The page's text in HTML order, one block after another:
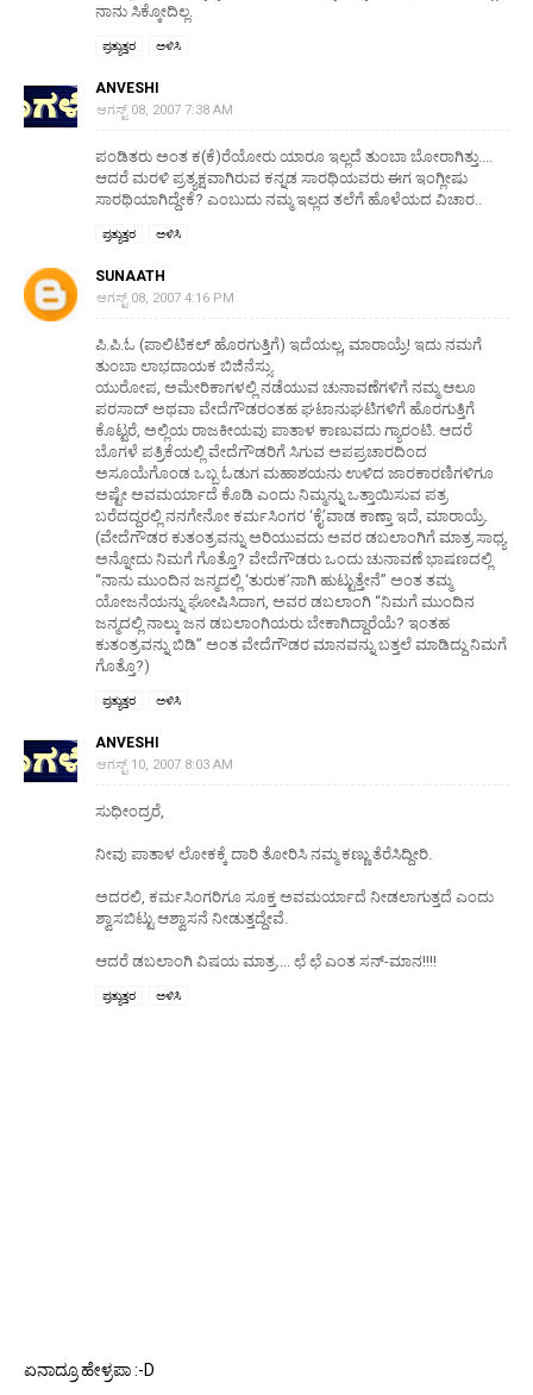
ನಾನು ಸಿಕ್ಕೋದಿಲ್ಲ.
ಪ್ರತ್ಯುತ್ತರ ಅಳಿಸಿ
ANVESHI
ಆಗಸ್ಟ್ 08, 2007 7:38 AM
ಪಂಡಿತರು ಅಂತ ಕ(ಕೆ)ರೆಯೋರು ಯಾರೂ ಇಲ್ಲದೆ ತುಂಬಾ ಬೋರಾಗಿತ್ತು....
ಆದರೆ ಮರಳಿ ಪ್ರತ್ಯಕ್ಷವಾಗಿರುವ ಕನ್ನಡ ಸಾರಥಿಯವರು ಈಗ ಇಂಗ್ಲೀಷು
ಸಾರಥಿಯಾಗಿದ್ದೇಕೆ? ಎಂಬುದು ನಮ್ಮ ಇಲ್ಲದ ತಲೆಗೆ ಹೊಳೆಯದ ವಿಚಾರ..
ಪ್ರತ್ಯುತ್ತರ ಅಳಿಸಿ
SUNAATH
ಆಗಸ್ಟ್ 08, 2007 4:16 PM
ಪಿ.ಪಿ.ಓ (ಪಾಲಿಟಿಕಲ್ ಹೊರಗುತ್ತಿಗೆ) ಇದೆಯಲ್ಲ, ಮಾರಾಯ್ರೆ! ಇದು ನಮಗೆ
ತುಂಬಾ ಲಾಭದಾಯಕ ಬಿಜಿನೆಸ್ಸು.
ಯುರೋಪ, ಅಮೇರಿಕಾಗಳಲ್ಲಿ ನಡೆಯುವ ಚುನಾವಣೆಗಳಿಗೆ ನಮ್ಮ ಆಲೂ
ಪರಸಾದ್ ಅಥವಾ ವೇದೆಗೌಡರಂತಹ ಘಟಾನುಘಟಿಗಳಿಗೆ ಹೊರಗುತ್ತಿಗೆ
ಕೊಟ್ಟರೆ, ಅಲ್ಲಿಯ ರಾಜಕೀಯವು ಪಾತಾಳ ಕಾಣುವದು ಗ್ಯಾರಂಟಿ. ಆದರೆ
ಬೊಗಳೆ ಪತ್ರಿಕೆಯಲ್ಲಿ ವೇದೆಗೌಡರಿಗೆ ಸಿಗುವ ಅಪಪ್ರಚಾರದಿಂದ
ಅಸೂಯೆಗೊಂಡ ಒಬ್ಬ ಓಡುಗ ಮಹಾಶಯನು ಉಳಿದ ಜಾರಕಾರಣಿಗಳಿಗೂ
ಅಷ್ಟೇ ಅವಮರ್ಯಾದೆ ಕೊಡಿ ಎಂದು ನಿಮ್ಮನ್ನು ಒತ್ತಾಯಿಸುವ ಪತ್ರ
ಬರೆದದ್ದರಲ್ಲಿ ನನಗೇನೋ ಕರ್ಮಸಿಂಗರ ‘ಕೈ’ವಾಡ ಕಾಣ್ತಾ ಇದೆ, ಮಾರಾಯ್ರೆ.
(ವೇದೆಗೌಡರ ಕುತಂತ್ರವನ್ನು ಅರಿಯುವದು ಅವರ ಡಬಲಾಂಗಿಗೆ ಮಾತ್ರ ಸಾಧ್ಯ
ಅನ್ನೋದು ನಿಮಗೆ ಗೊತ್ತೊ? ವೇದೆಗೌಡರು ಒಂದು ಚುನಾವಣೆ ಭಾಷಣದಲ್ಲಿ
“ನಾನು ಮುಂದಿನ ಜನ್ಮದಲ್ಲಿ ‘ತುರುಕ’ನಾಗಿ ಹುಟ್ಟುತ್ತೇನೆ” ಅಂತ ತಮ್ಮ
ಯೋಜನೆಯನ್ನು ಘೋಷಿಸಿದಾಗ, ಅವರ ಡಬಲಾಂಗಿ “ನಿಮಗೆ ಮುಂದಿನ
ಜನ್ಮದಲ್ಲಿ ನಾಲ್ಕು ಜನ ಡಬಲಾಂಗಿಯರು ಬೇಕಾಗಿದ್ದಾರೆಯೆ? ಇಂತಹ
ಕುತಂತ್ರವನ್ನು ಬಿಡಿ” ಅಂತ ವೇದೆಗೌಡರ ಮಾನವನ್ನು ಬತ್ತಲೆ ಮಾಡಿದ್ದು ನಿಮಗೆ
ಗೊತ್ತೊ?)
ಪ್ರತ್ಯುತ್ತರ ಅಳಿಸಿ
ANVESHI
ಆಗಸ್ಟ್ 10, 2007 8:03 AM
ಸುಧೀಂದ್ರರೆ,
ನೀವು ಪಾತಾಳ ಲೋಕಕ್ಕೆ ದಾರಿ ತೋರಿಸಿ ನಮ್ಮ ಕಣ್ಣು ತೆರೆಸಿದ್ದೀರಿ.
ಅದರಲಿ, ಕರ್ಮಸಿಂಗರಿಗೂ ಸೂಕ್ತ ಅವಮರ್ಯಾದೆ ನೀಡಲಾಗುತ್ತದೆ ಎಂದು
ಶ್ವಾಸಬಿಟ್ಟು ಆಶ್ವಾಸನೆ ನೀಡುತ್ತದ್ದೇವೆ.
ಆದರೆ ಡಬಲಾಂಗಿ ವಿಷಯ ಮಾತ್ರ.... ಛೆ ಛೆ ಎಂತ ಸನ್-ಮಾನ!!!!
ಪ್ರತ್ಯುತ್ತರ ಅಳಿಸಿ
ಏನಾದ್ರೂ ಹೇಳ್ರಪಾ :-D